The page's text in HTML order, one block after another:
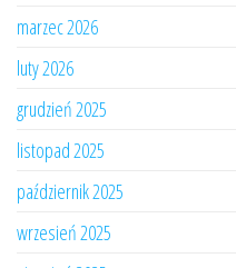
marzec 2026
luty 2026
grudzień 2025
listopad 2025
październik 2025
wrzesień 2025